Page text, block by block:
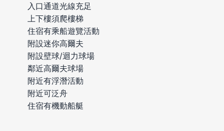
入口通道光線充足
上下樓須爬樓梯
住宿有乘船遊覽活動
附設迷你高爾夫
附設壁球/迴力球場
鄰近高爾夫球場
附近有浮潛活動
附近可泛舟
住宿有機動船艇